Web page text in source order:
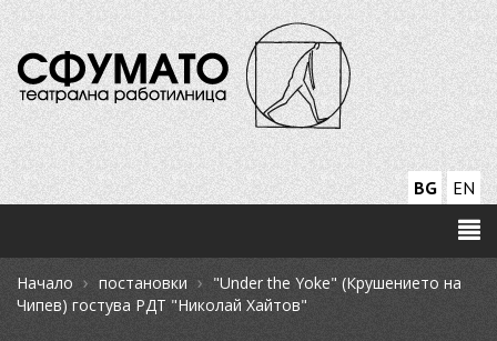
EN
BG
Начало › постановки › "Under the Yoke" (Крушението на
Чипев) гостува РДТ "Николай Хайтов"